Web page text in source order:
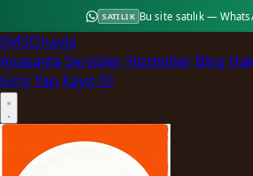
SATILIK Bu site satılık —
SMSOnayla
Anasayfa Servisler Hizmetler Blog
Giriş Yap Kayıt Ol